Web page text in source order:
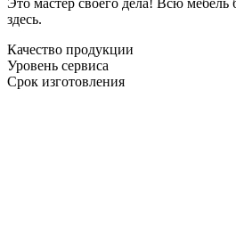
здесь.
Качество продукции
Уровень сервиса
Срок изготовления